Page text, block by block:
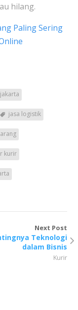
hilang.
Paling Sering
jasa logistik
kurir
Next Post
Teknologi
dalam Bisnis
Kurir